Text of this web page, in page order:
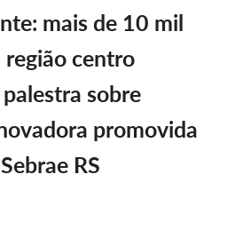
mais de 10 mil
centro
sobre
promovida
RS